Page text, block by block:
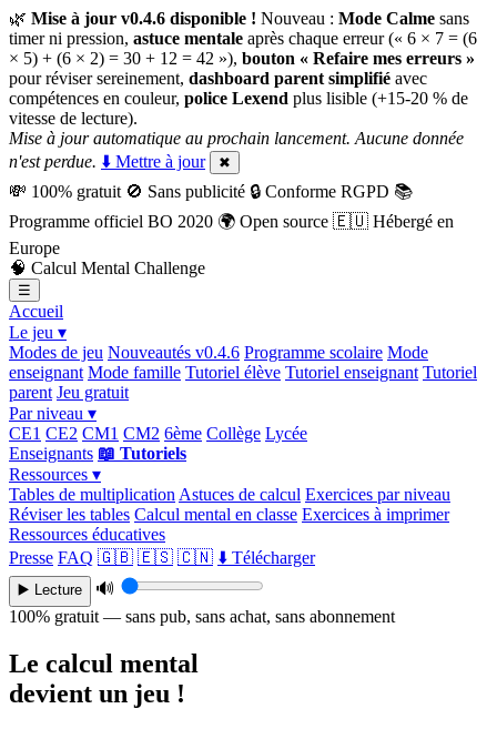
🌿 Mise à jour v0.4.6 disponible ! Nouveau : Mode Calme sans
timer ni pression, astuce mentale après chaque erreur (« 6 × 7 = (6
× 5) + (6 × 2) = 30 + 12 = 42 »), bouton « Refaire mes erreurs »
pour réviser sereinement, dashboard parent simplifié avec
compétences en couleur, police Lexend plus lisible (+15-20 % de
vitesse de lecture).
Mise à jour automatique au prochain lancement. Aucune donnée
n'est perdue. ⬇️ Mettre à jour ✖
💸 100% gratuit 🚫 Sans publicité 🔒 Conforme RGPD 📚
Programme officiel BO 2020 🌍 Open source 🇪🇺 Hébergé en
Europe
🧠 Calcul Mental Challenge
☰
Accueil
Le jeu ▾
Modes de jeu Nouveautés v0.4.6 Programme scolaire Mode
enseignant Mode famille Tutoriel élève Tutoriel enseignant Tutoriel
parent Jeu gratuit
Par niveau ▾
CE1 CE2 CM1 CM2 6ème Collège Lycée
Enseignants 📖 Tutoriels
Ressources ▾
Tables de multiplication Astuces de calcul Exercices par niveau
Réviser les tables Calcul mental en classe Exercices à imprimer
Ressources éducatives
Presse FAQ 🇬🇧 🇪🇸 🇨🇳 ⬇️ Télécharger
▶️ Lecture
🔊
100% gratuit — sans pub, sans achat, sans abonnement
Le calcul mental
devient un jeu !